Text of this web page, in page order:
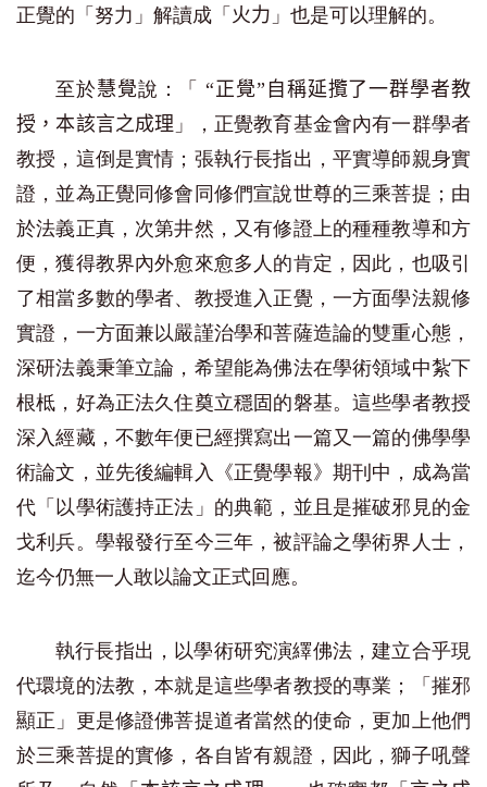
正覺的「努力」解讀成「 火力 」也是可以理解的。
至於慧覺說：「
“正覺”自稱延攬了一群學者教
授，本該言之成理 」，正覺教育基金會內有一群學者
教授，這倒是實情；張執行長指出，平實導師親身實
證，並為正覺同修會同修們宣說世尊的三乘菩提；由
於法義正真，次第井然，又有修證上的種種教導和方
便，獲得教界內外愈來愈多人的肯定，因此，也吸引
了相當多數的學者、教授進入正覺，一方面學法親修
實證，一方面兼以嚴謹治學和菩薩造論的雙重心態，
深研法義秉筆立論，希望能為佛法在學術領域中紮下
根柢，好為正法久住奠立穩固的磐基。這些學者教授
深入經藏，不數年便已經撰寫出一篇又一篇的佛學學
術論文，並先後編輯入《正覺學報》期刊中，成為當
代「以學術護持正法」的典範，並且是摧破邪見的金
戈利兵。學報發行至今三年，被評論之學術界人士，
迄今仍無一人敢以論文正式回應。
執行長指出，以學術研究演繹佛法，建立合乎現
代環境的法教，本就是這些學者教授的專業；「摧邪
顯正」更是修證佛菩提道者當然的使命，更加上他們
於三乘菩提的實修，各自皆有親證，因此，獅子吼聲